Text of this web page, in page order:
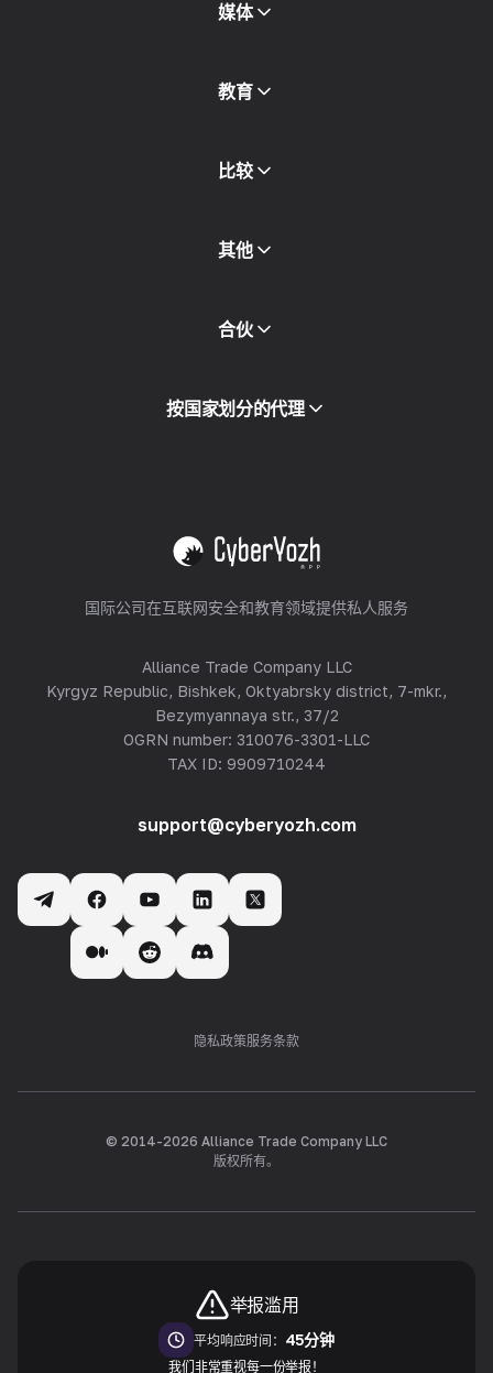
代理目录
媒体
博客和文章
合作伙伴
教育
免费书
比较
其他
API访问
集成
合伙
合作伙伴计划
转售
按国家划分的代理
查看全部
国际公司在互联网安全和教育领域提供私人服务
Alliance Trade Company LLC
Kyrgyz Republic, Bishkek, Oktyabrsky district, 7-mkr.,
Bezymyannaya str., 37/2
OGRN number: 310076-3301-LLC
TAX ID: 9909710244
support@cyberyozh.com
隐私政策服务条款
© 2014-2026 Alliance Trade Company LLC
版权所有。
举报滥用
平均响应时间： 45分钟
我们非常重视每一份举报！